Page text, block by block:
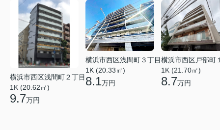
横浜市西区浅間町２丁目
1K (20.62㎡)
9.7万円
横浜市西区浅間町３丁目
1K (20.33㎡)
8.1万円
横浜市西区戸部町
1K (21.70㎡)
8.7万円